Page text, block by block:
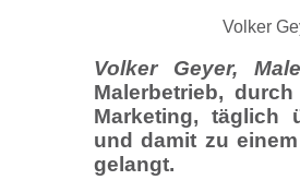
Volker
Volker Geyer,
Malerbetrieb,
Marketing, täglich
und damit zu
gelangt.